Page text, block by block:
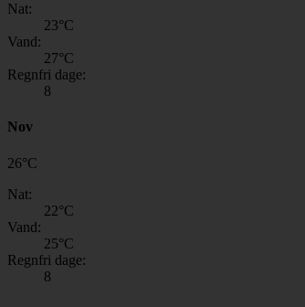
Nat:
23°C
Vand:
27°C
Regnfri dage:
8
Nov
26°C
Nat:
22°C
Vand:
25°C
Regnfri dage:
8